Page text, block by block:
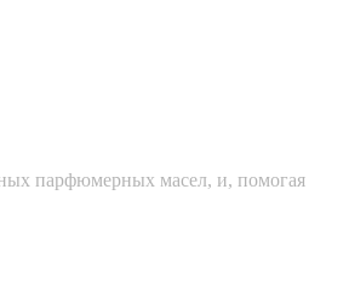
парфюмерных масел, и, помогая